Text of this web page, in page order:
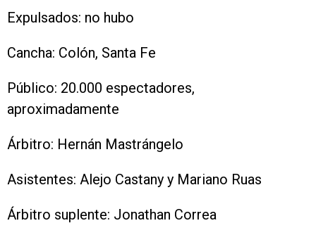
Expulsados: no hubo
Cancha: Colón, Santa Fe
Público: 20.000 espectadores,
aproximadamente
Árbitro: Hernán Mastrángelo
Asistentes: Alejo Castany y Mariano Ruas
Árbitro suplente: Jonathan Correa